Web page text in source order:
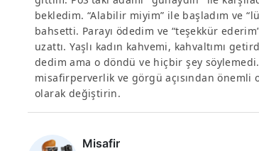
bekledim. “Alabilir miyim” ile başladım ve
bahsetti. Parayı ödedim ve “teşekkür
uzattı. Yaşlı kadın kahvemi, kahvaltımı
dedim ama o döndü ve hiçbir şey
misafirperverlik ve görgü açısından önemli
olarak değiştirin.
Misafir